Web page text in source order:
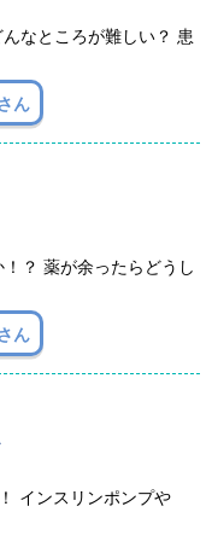
なところが難しい？ 患
ん
？ 薬が余ったらどうし
ん
インスリンポンプや